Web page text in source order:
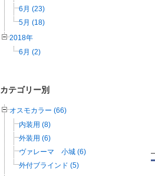
6月 (23)
5月 (18)
2018年
6月 (2)
カテゴリー別
オスモカラー (66)
内装用 (8)
外装用 (6)
ヴァレーマ 小城 (6)
外付ブラインド (5)